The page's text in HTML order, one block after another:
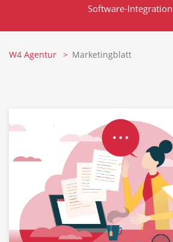
Software-Integration
W4 Agentur Marketingblatt